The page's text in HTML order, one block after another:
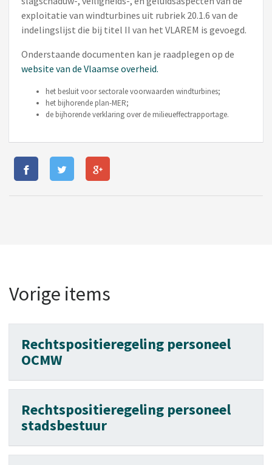
exploitatie van windturbines uit rubriek 20.1.6 van de
indelingslijst die bij titel II van het VLAREM is gevoegd.
Onderstaande documenten kan je raadplegen op de
website van de Vlaamse overheid.
het besluit voor sectorale voorwaarden windturbines;
het bijhorende plan-MER;
de bijhorende verklaring over de milieueffectrapportage.
Vorige items
Rechtspositieregeling personeel
OCMW
Rechtspositieregeling personeel
stadsbestuur